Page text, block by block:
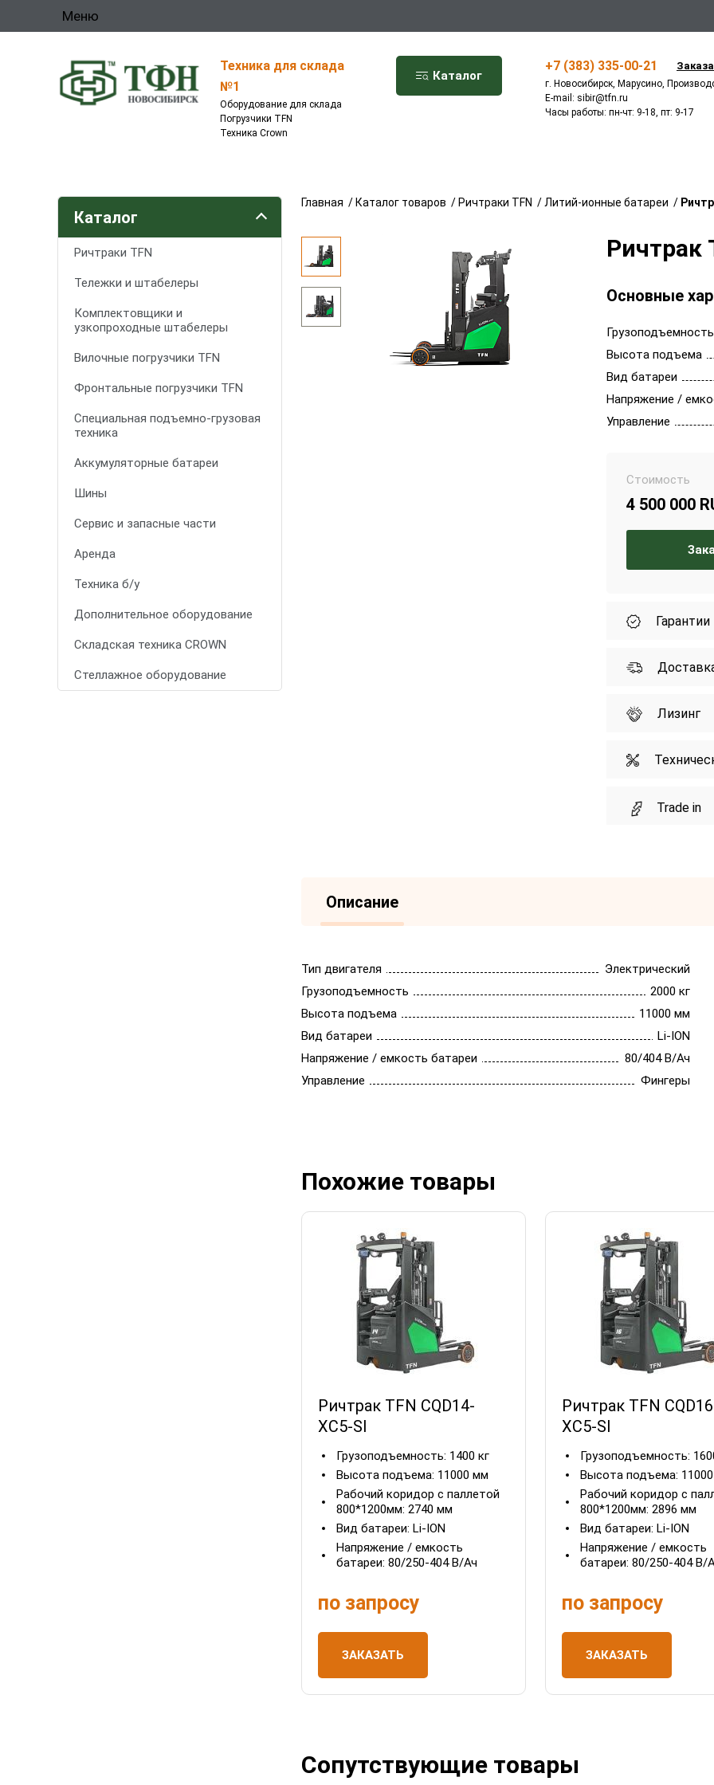
Меню
Техника для склада
№1
Оборудование для склада
Погрузчики TFN
Техника Crown
Каталог
+7 (383) 335-00-21
г. Новосибирск, Марусино,
E-mail: sibir@tfn.ru
Часы работы: пн-чт: 9-18, пт: 9-17
Каталог
Ричтраки TFN
Тележки и штабелеры
Комплектовщики и
узкопроходные штабелеры
Вилочные погрузчики TFN
Фронтальные погрузчики TFN
Специальная подъемно-грузовая
техника
Аккумуляторные батареи
Шины
Сервис и запасные части
Аренда
Техника б/у
Дополнительное оборудование
Складская техника CROWN
Стеллажное оборудование
Главная / Каталог товаров / Ричтраки TFN / Литий-ионные батареи /
Ричтрак
Основные
Грузоподъемность
Высота подъема
Вид батареи
Напряжение /
Управление
Стоимость
4 500 000
Гарантии
Лизинг
Trade in
Описание
Тип двигателя
Электрический
Грузоподъемность
2000 кг
Высота подъема
11000 мм
Вид батареи
Li-ION
Напряжение / емкость батареи
80/404 В/Ач
Управление
Фингеры
Похожие товары
Ричтрак TFN CQD14-
XC5-SI
Грузоподъемность: 1400 кг
Высота подъема: 11000 мм
Рабочий коридор с паллетой
800*1200мм: 2740 мм
Вид батареи: Li-ION
Напряжение / емкость
батареи: 80/250-404 В/Ач
по запросу
ЗАКАЗАТЬ
Ричтрак TFN
XC5-SI
Грузоподъемность:
Высота подъема:
Рабочий коридор с
800*1200мм: 2896 мм
Вид батареи: Li-ION
Напряжение / емкость
батареи: 80/250-404 В/
по запросу
ЗАКАЗАТЬ
Сопутствующие товары